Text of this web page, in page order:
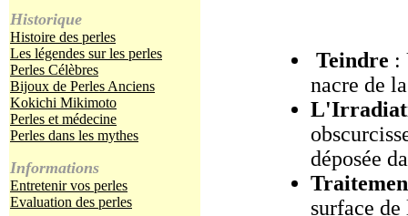
Historique
Histoire des perles
Les légendes sur les perles
Perles Célèbres
Bijoux de Perles Anciens
Kokichi Mikimoto
Perles et médecine
Perles dans les mythes
Informations
Entretenir vos perles
Evaluation des perles
Teindre :
nacre de
déposée
surface